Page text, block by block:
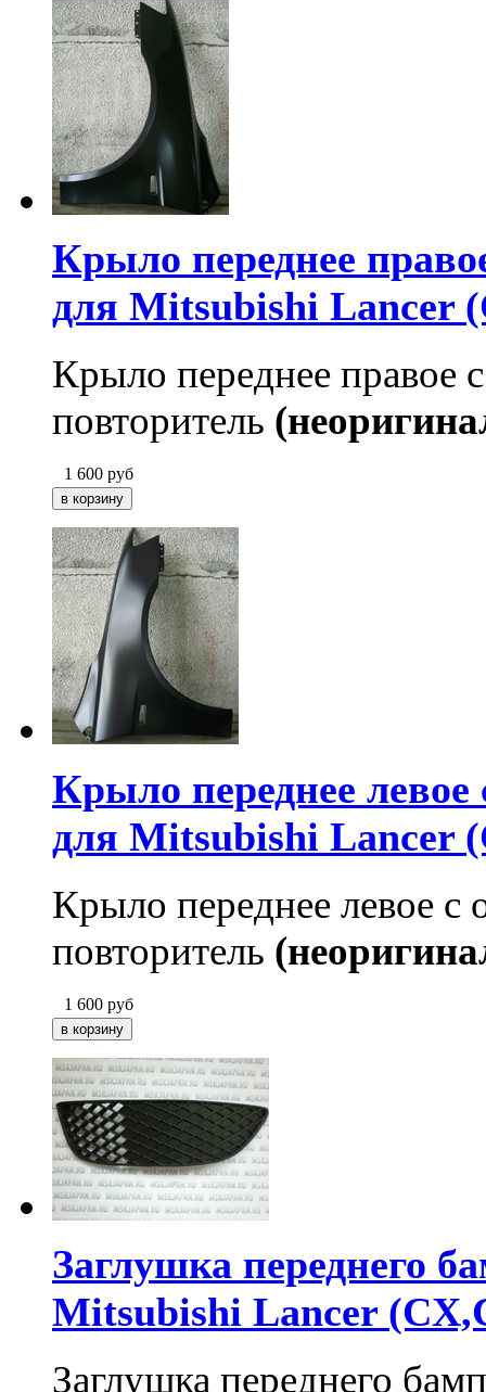
Крыло переднее
для Mitsubishi Lancer
Крыло переднее правое
повторитель
1 600 руб
Крыло переднее левое
для Mitsubishi Lancer
Крыло переднее левое с
повторитель
1 600 руб
Заглушка переднего
Mitsubishi Lancer
Заглушка переднего